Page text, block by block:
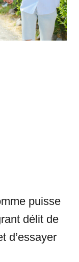
puisse
délit de
d’essayer